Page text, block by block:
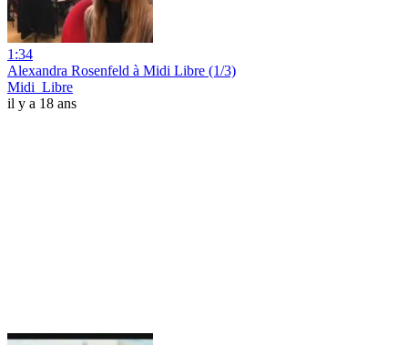
1:34
Alexandra Rosenfeld à Midi Libre (1/3)
Midi_Libre
il y a 18 ans